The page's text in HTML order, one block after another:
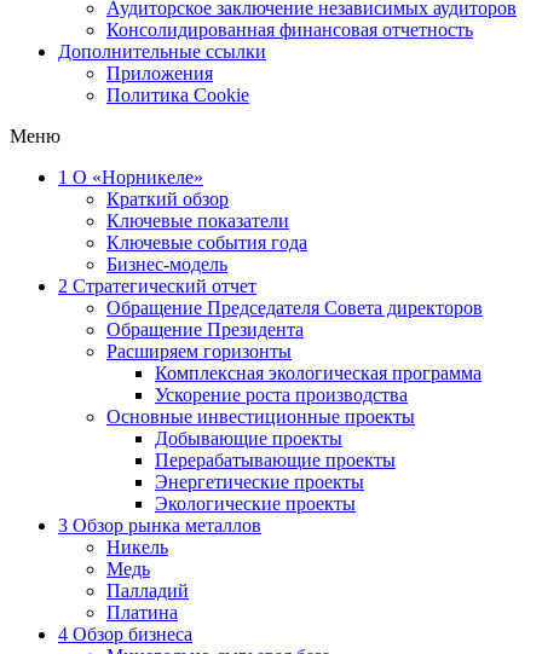
Аудиторское заключение независимых аудиторов
Консолидированная финансовая отчетность
Дополнительные ссылки
Приложения
Политика Cookie
Меню
1 О «Норникеле»
Краткий обзор
Ключевые показатели
Ключевые события года
Бизнес-модель
2 Стратегический отчет
Обращение Председателя Совета директоров
Обращение Президента
Расширяем горизонты
Комплексная экологическая программа
Ускорение роста производства
Основные инвестиционные проекты
Добывающие проекты
Перерабатывающие проекты
Энергетические проекты
Экологические проекты
3 Обзор рынка металлов
Никель
Медь
Палладий
Платина
4 Обзор бизнеса